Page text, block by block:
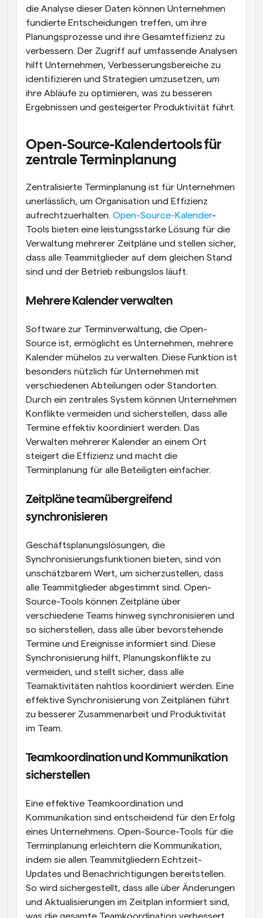
die Analyse dieser Daten können Unternehmen
fundierte Entscheidungen treffen, um ihre
Planungsprozesse und ihre Gesamteffizienz zu
verbessern. Der Zugriff auf umfassende Analysen
hilft Unternehmen, Verbesserungsbereiche zu
identifizieren und Strategien umzusetzen, um
ihre Abläufe zu optimieren, was zu besseren
Ergebnissen und gesteigerter Produktivität führt.
Open-Source-Kalendertools für
zentrale Terminplanung
Zentralisierte Terminplanung ist für Unternehmen
unerlässlich, um Organisation und Effizienz
aufrechtzuerhalten. Open-Source-Kalender-
Tools bieten eine leistungsstarke Lösung für die
Verwaltung mehrerer Zeitpläne und stellen sicher,
dass alle Teammitglieder auf dem gleichen Stand
sind und der Betrieb reibungslos läuft.
Mehrere Kalender verwalten
Software zur Terminverwaltung, die Open-
Source ist, ermöglicht es Unternehmen, mehrere
Kalender mühelos zu verwalten. Diese Funktion ist
besonders nützlich für Unternehmen mit
verschiedenen Abteilungen oder Standorten.
Durch ein zentrales System können Unternehmen
Konflikte vermeiden und sicherstellen, dass alle
Termine effektiv koordiniert werden. Das
Verwalten mehrerer Kalender an einem Ort
steigert die Effizienz und macht die
Terminplanung für alle Beteiligten einfacher.
Zeitpläne teamübergreifend
synchronisieren
Geschäftsplanungslösungen, die
Synchronisierungsfunktionen bieten, sind von
unschätzbarem Wert, um sicherzustellen, dass
alle Teammitglieder abgestimmt sind. Open-
Source-Tools können Zeitpläne über
verschiedene Teams hinweg synchronisieren und
so sicherstellen, dass alle über bevorstehende
Termine und Ereignisse informiert sind. Diese
Synchronisierung hilft, Planungskonflikte zu
vermeiden, und stellt sicher, dass alle
Teamaktivitäten nahtlos koordiniert werden. Eine
effektive Synchronisierung von Zeitplänen führt
zu besserer Zusammenarbeit und Produktivität
im Team.
Teamkoordination und Kommunikation
sicherstellen
Eine effektive Teamkoordination und
Kommunikation sind entscheidend für den Erfolg
eines Unternehmens. Open-Source-Tools für die
Terminplanung erleichtern die Kommunikation,
indem sie allen Teammitgliedern Echtzeit-
Updates und Benachrichtigungen bereitstellen.
So wird sichergestellt, dass alle über Änderungen
und Aktualisierungen im Zeitplan informiert sind,